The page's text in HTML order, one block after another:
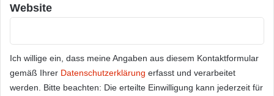
Website
Ich willige ein, dass meine Angaben aus diesem Kontaktformular
gemäß Ihrer Datenschutzerklärung erfasst und verarbeitet
werden. Bitte beachten: Die erteilte Einwilligung kann jederzeit für